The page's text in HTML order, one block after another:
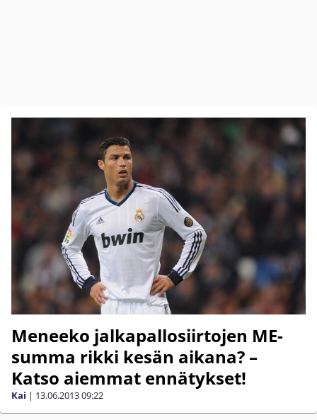
Meneeko jalkapallosiirtojen ME-
summa rikki kesän aikana? –
Katso aiemmat ennätykset!
Kai | 13.06.201309:22